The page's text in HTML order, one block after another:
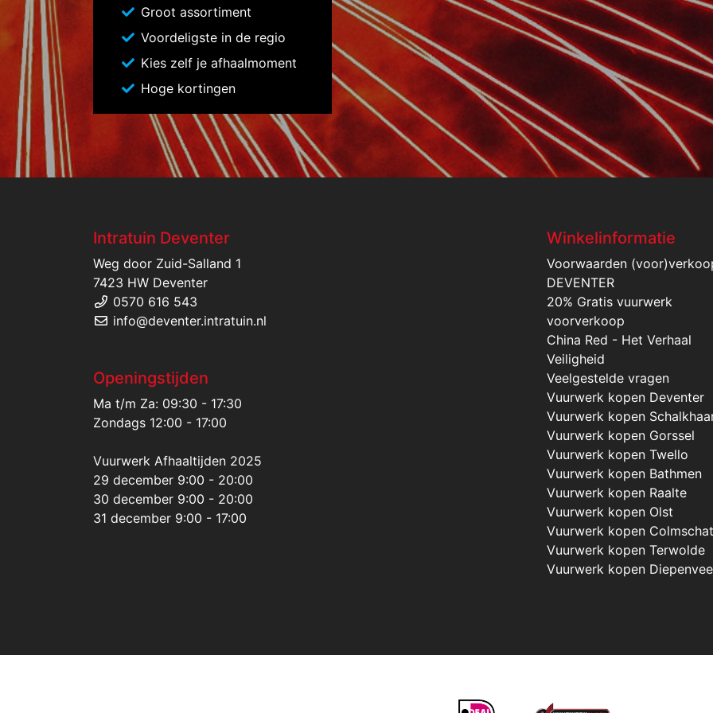
Groot assortiment
Voordeligste in de regio
Kies zelf je afhaalmoment
Hoge kortingen
Intratuin Deventer
Weg door Zuid-Salland 1
7423 HW Deventer
0570 616 543
info@deventer.intratuin.nl
Openingstijden
Ma t/m Za: 09:30 - 17:30
Zondags 12:00 - 17:00
Vuurwerk Afhaaltijden 2025
29 december 9:00 - 20:00
30 december 9:00 - 20:00
31 december 9:00 - 17:00
Winkelinformatie
Voorwaarden
DEVENTER
20% Gratis vuurwerk
voorverkoop
China Red - Het Verhaal
Veiligheid
Veelgestelde vragen
Vuurwerk kopen Deventer
Vuurwerk kopen
Vuurwerk kopen Gorssel
Vuurwerk kopen Twello
Vuurwerk kopen Bathmen
Vuurwerk kopen Raalte
Vuurwerk kopen Olst
Vuurwerk kopen
Vuurwerk kopen Terwolde
Vuurwerk kopen